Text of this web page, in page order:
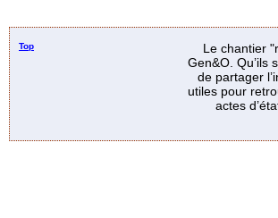
Top
Le chantier
Gen&O. Qu’ils
de partager
utiles pour
actes